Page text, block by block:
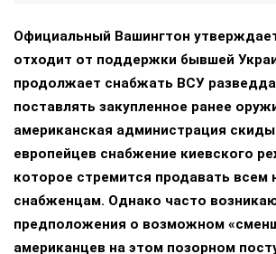
Официальный Вашингтон
отходит от поддержки бывшей
продолжает снабжать ВСУ
поставлять закупленное ранее
американская администрация
европейцев снабжение киевского
которое стремится продавать всем
снабженцам. Однако часто
предположения о возможном
американцев на этом позорном